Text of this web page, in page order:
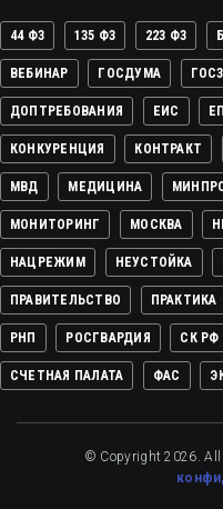
44 ФЗ 135 ФЗ 223 ФЗ
ВЕБИНАР ГОСДУМА
ДОПТРЕБОВАНИЯ ЕИС ЕП
КОНКУРЕНЦИЯ КОНТРАКТ
МВД МЕДИЦИНА
МОНИТОРИНГ МОСКВА
НАЦРЕЖИМ НЕУСТОЙКА
ПРАВИТЕЛЬСТВО ПРАКТИКА
РНП РОСГВАРДИЯ СК РФ
СЧЕТНАЯ ПАЛАТА ФАС
© Copyright 2026.